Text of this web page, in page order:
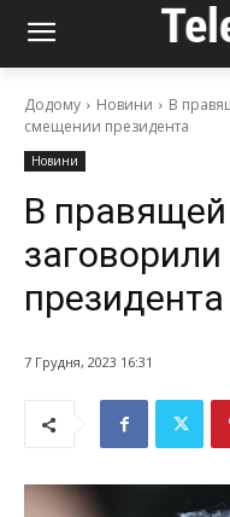
Додому Новини
В
смещении президента
Новини
В правящей
президента
7 Грудня, 2023 16:31